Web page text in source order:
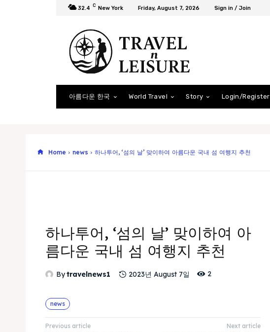
32.4 C New York Friday, August 7, 2026 Sign in / Join
아름다운 한국 World Travel Story Login/Register
Home news 하나투어, ‘섬의 날’ 맞이하여 아름다운 국내 섬 여행지 추천
하나투어, ‘섬의 날’ 맞이하여 아
름다운 국내 섬 여행지 추천
Bytravelnews1 2023년 August 7일 2
news
Previous article Next article